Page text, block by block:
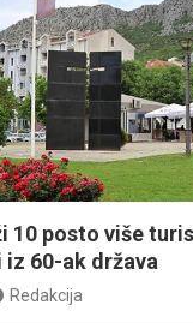
10 posto više
60-ak država
Redakcija